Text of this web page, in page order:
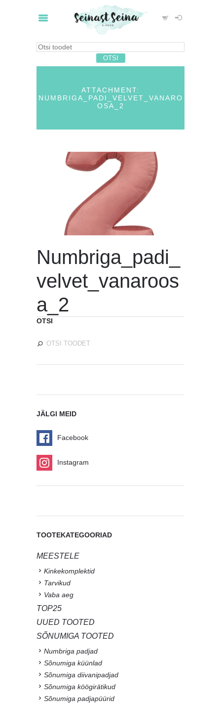
ATTACHMENT:
NUMBRIGA_PADI_VELVET_VANARO
OSA_2
Numbriga_padi_
velvet_vanaroos
a_2
OTSI
JÄLGI MEID
Facebook
Instagram
TOOTEKATEGOORIAD
MEESTELE
Kinkekomplektid
Tarvikud
Vaba aeg
TOP25
UUED TOOTED
SÕNUMIGA TOOTED
Numbriga padjad
Sõnumiga küünlad
Sõnumiga diivanipadjad
Sõnumiga köögirätikud
Sõnumiga padjapüürid